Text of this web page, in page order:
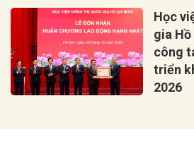
Học
gia
công
triển
2026